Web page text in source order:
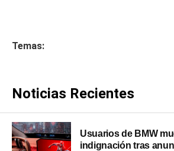
Temas:
Noticias Recientes
Usuarios de BMW
indignación tras